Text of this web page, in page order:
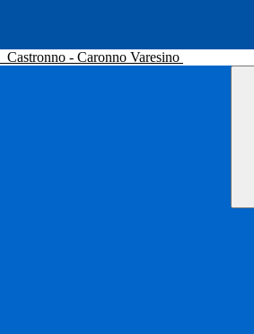
Castronno - Caronno Varesino